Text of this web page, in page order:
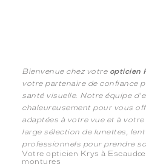
Bienvenue chez votre opticien
votre partenaire de confiance
santé visuelle. Notre équipe
chaleureusement pour vous
adaptées à votre vue et à
large sélection de lunettes,
professionnels pour prendre
Votre opticien Krys à
montures